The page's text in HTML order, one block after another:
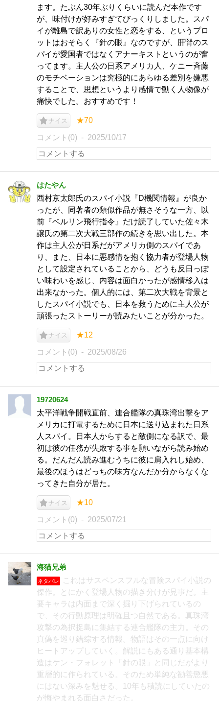
ます。たぶん30年ぶりくらいに読んだ本作です
が、味付けが好みすぎてびっくりしました。スパ
イが離島で訳ありの女性と恋をする、というプロ
ットはおそらく『針の眼』なのですが、肝腎のス
パイが愛国者ではなくアナーキストというのが奮
ってます。主人公の日系アメリカ人、ケニー斉藤
のモチベーションは究極的にあらゆる差別を嫌悪
することで、思想というより感情で動く人物像が
痛快でした。おすすめです！
ナイス ★70
コメント(0) 2025/10/17
はたやん
西村京太郎氏のスパイ小説『D機関情報』が良か
ったが、同著者の類似作品が無さそうな一方、以
前『ベルリン飛行指令』だけ読了していた佐々木
譲氏の第二次大戦三部作の続きを思い出した。本
作は主人公が日系だがアメリカ側のスパイであ
り、また、日本に悪感情を抱く協力者が登場人物
として設定されていることから、どうも反日っぽ
い味わいを感じ、内容は面白かったが感情移入は
出来なかった。個人的には、第二次大戦を背景と
したスパイ小説でも、日本を救うために主人公が
頑張ったストーリーが読みたいことが分かった。
ナイス ★12
コメント(0) 2025/08/26
19720624
太平洋戦争開戦直前、連合艦隊の真珠湾出撃をア
メリカに打電するために日本に送り込まれた日系
人スパイ。日本人からすると敵側になる訳で、最
初は彼の任務が失敗する事を願いながら読み始め
る。だんだん読み進むうちに彼に肩入れし始め、
最後のほうはどっちの味方なんだか分からなくな
ってきた自分が居た。
ナイス ★10
コメント(0) 2025/07/21
海猫兄弟
ネタバレ
これはサスペンスフルな冒険スパイ小説の
傑作。とにかく登場人物の描き分けが見事だ。主
要キャラは内面まで深く掘り下げられているの
で、その行動原理は明確且つ自然である。真珠湾
攻撃の為択捉島に集結する連合艦隊の主力。その
真偽を巡り錯綜する情報。物語はその一点に向け
ヒートアップしていく。解説にもある通り基本構
造はケン・フォレット「針の眼」と同じだがより
重層的に作られている。そのため単純な勧善懲悪
にはない深みを魅せる。10年も積読にしていたの
が悔やまれる面白さだった。